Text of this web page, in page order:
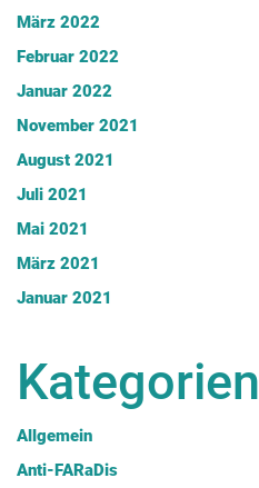
März 2022
Februar 2022
Januar 2022
November 2021
August 2021
Juli 2021
Mai 2021
März 2021
Januar 2021
Kategorien
Allgemein
Anti-FARaDis